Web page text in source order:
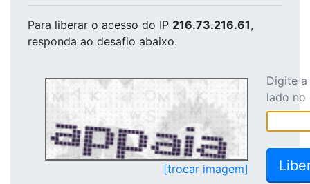
Para liberar o acesso do IP 216.73.216.61,
responda ao desafio abaixo.
[trocar imagem]
Digite
lado no